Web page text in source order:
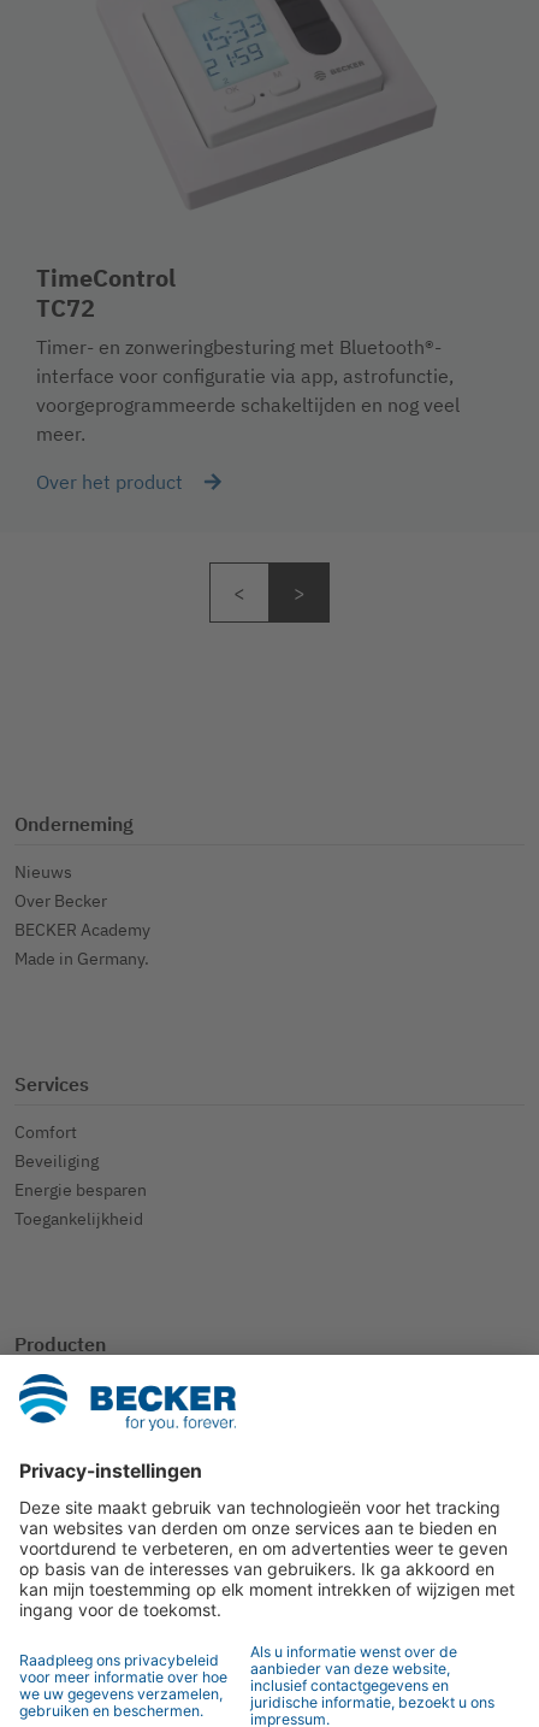
TimeControl
TC72
Timer- en zonweringbesturing met Bluetooth®-
interface voor configuratie via app, astrofunctie,
voorgeprogrammeerde schakeltijden en nog veel
meer.
Over het product
Onderneming
Nieuws
Over Becker
BECKER Academy
Made in Germany.
Services
Comfort
Beveiliging
Energie besparen
Toegankelijkheid
Producten
SmartHome
Rolluik
Andere toepassingen
Contact
Contactpersoon
Contactformulier